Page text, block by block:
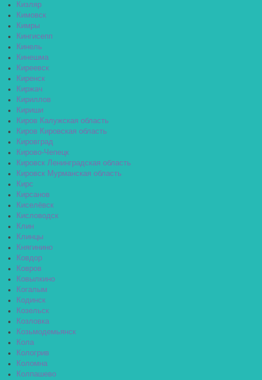
Кизляр
Кимовск
Кимры
Кингисепп
Кинель
Кинешма
Киреевск
Киренск
Киржач
Кириллов
Кириши
Киров Калужская область
Киров Кировская область
Кировград
Кирово-Чепецк
Кировск Ленинградская область
Кировск Мурманская область
Кирс
Кирсанов
Киселёвск
Кисловодск
Клин
Клинцы
Княгинино
Ковдор
Ковров
Ковылкино
Когалым
Кодинск
Козельск
Козловка
Козьмодемьянск
Кола
Кологрив
Коломна
Колпашево